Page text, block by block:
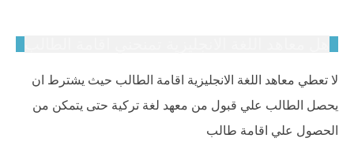
لا تعطي معاهد اللغة الانجليزية اقامة الطالب حيث يشترط ان
يحصل الطالب علي قبول من معهد لغة تركية حتى يتمكن من
الحصول علي اقامة طالب